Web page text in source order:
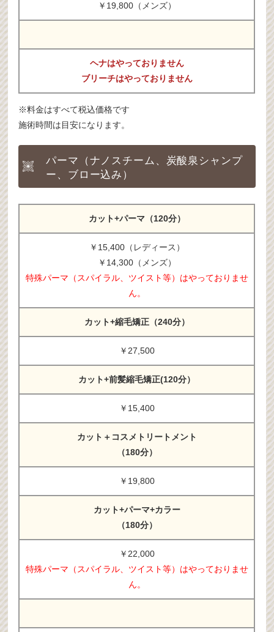
￥19,800（メンズ）
ヘナはやっておりません
ブリーチはやっておりません
※料金はすべて税込価格です
施術時間は目安になります。
パーマ（ナノスチーム、炭酸泉シャンプ
ー、ブロー込み）
カット+パーマ（120分）
￥15,400（レディース）
￥14,300（メンズ）
特殊パーマ（スパイラル、ツイスト等）はやっておりませ
ん。
カット+縮毛矯正（240分）
￥27,500
カット+前髪縮毛矯正(120分）
￥15,400
カット＋コスメトリートメント
（180分）
￥19,800
カット+パーマ+カラー
（180分）
￥22,000
特殊パーマ（スパイラル、ツイスト等）はやっておりませ
ん。